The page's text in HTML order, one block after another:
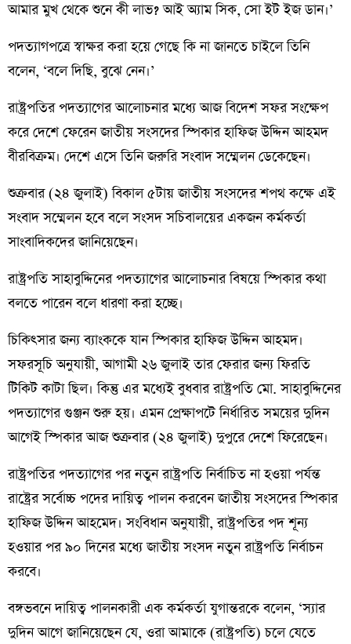
আমার মুখ থেকে শুনে কী লাভ? আই অ্যাম সিক, সো ইট ইজ ডান।’
পদত্যাগপত্রে স্বাক্ষর করা হয়ে গেছে কি না জানতে চাইলে তিনি
বলেন, ‘বলে দিছি, বুঝে নেন।’
রাষ্ট্রপতির পদত্যাগের আলোচনার মধ্যে আজ বিদেশ সফর সংক্ষেপ
করে দেশে ফেরেন জাতীয় সংসদের স্পিকার হাফিজ উদ্দিন আহমদ
বীরবিক্রম। দেশে এসে তিনি জরুরি সংবাদ সম্মেলন ডেকেছেন।
শুক্রবার (২৪ জুলাই) বিকাল ৫টায় জাতীয় সংসদের শপথ কক্ষে এই
সংবাদ সম্মেলন হবে বলে সংসদ সচিবালয়ের একজন কর্মকর্তা
সাংবাদিকদের জানিয়েছেন।
রাষ্ট্রপতি সাহাবুদ্দিনের পদত্যাগের আলোচনার বিষয়ে স্পিকার কথা
বলতে পারেন বলে ধারণা করা হচ্ছে।
চিকিৎসার জন্য ব্যাংককে যান স্পিকার হাফিজ উদ্দিন আহমদ।
সফরসূচি অনুযায়ী, আগামী ২৬ জুলাই তার ফেরার জন্য ফিরতি
টিকিট কাটা ছিল। কিন্তু এর মধ্যেই বুধবার রাষ্ট্রপতি মো. সাহাবুদ্দিনের
পদত্যাগের গুঞ্জন শুরু হয়। এমন প্রেক্ষাপটে নির্ধারিত সময়ের দুদিন
আগেই স্পিকার আজ শুক্রবার (২৪ জুলাই) দুপুরে দেশে ফিরেছেন।
রাষ্ট্রপতির পদত্যাগের পর নতুন রাষ্ট্রপতি নির্বাচিত না হওয়া পর্যন্ত
রাষ্ট্রের সর্বোচ্চ পদের দায়িত্ব পালন করবেন জাতীয় সংসদের স্পিকার
হাফিজ উদ্দিন আহমেদ। সংবিধান অনুযায়ী, রাষ্ট্রপতির পদ শূন্য
হওয়ার পর ৯০ দিনের মধ্যে জাতীয় সংসদ নতুন রাষ্ট্রপতি নির্বাচন
করবে।
বঙ্গভবনে দায়িত্ব পালনকারী এক কর্মকর্তা যুগান্তরকে বলেন, ‘স্যার
দুদিন আগে জানিয়েছেন যে, ওরা আমাকে (রাষ্ট্রপতি) চলে যেতে